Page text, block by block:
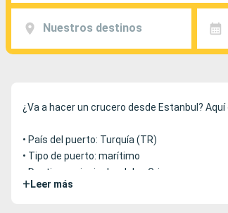
Nuestros destinos
¿Va a hacer un crucero desde Estanbul?
• País del puerto: Turquía (TR)
• Tipo de puerto: marítimo
• Destinos principales: Islas Griegas
• Terminal de salida: F12
+ Leer más